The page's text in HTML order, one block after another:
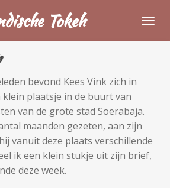
Tokeh
bevond Kees Vink zich in
plaatsje in de buurt van
van de grote stad Soerabaja.
maanden gezeten, aan zijn
vanuit deze plaats verschillende
ik een klein stukje uit zijn brief,
deze week.